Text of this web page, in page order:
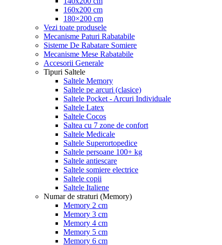
160x200 cm
180×200 cm
Vezi toate produsele
Mecanisme Paturi Rabatabile
Sisteme De Rabatare Somiere
Mecanisme Mese Rabatabile
Accesorii Generale
Tipuri Saltele
Saltele Memory
Saltele pe arcuri (clasice)
Saltele Pocket - Arcuri Individuale
Saltele Latex
Saltele Cocos
Saltea cu 7 zone de confort
Saltele Medicale
Saltele Superortopedice
Saltele persoane 100+ kg
Saltele antiescare
Saltele somiere electrice
Saltele copii
Saltele Italiene
Numar de straturi (Memory)
Memory 2 cm
Memory 3 cm
Memory 4 cm
Memory 5 cm
Memory 6 cm